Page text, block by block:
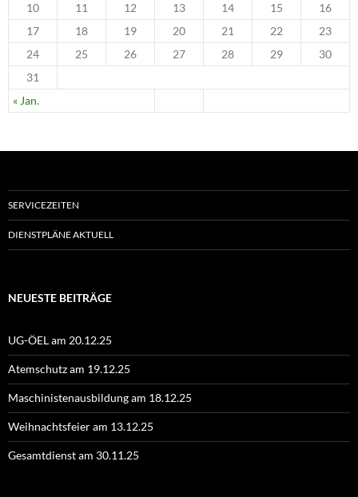
« Jan.
10
11 12 13 14 15
16
17
18 19 20 21 22
23
24
25 26 27 28 29
30
31
SERVICEZEITEN
DIENSTPLÄNE AKTUELL
NEUESTE BEITRÄGE
UG-ÖEL am 20.12.25
Atemschutz am 19.12.25
Maschinistenausbildung am 18.12.25
Weihnachtsfeier am 13.12.25
Gesamtdienst am 30.11.25